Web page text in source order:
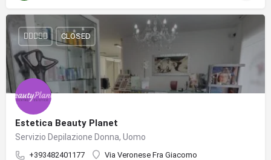
Estetica Beauty Planet
Servizio Depilazione Donna, Uomo
+393482401177 Via Veronese Fra Giacomo
CLOSED